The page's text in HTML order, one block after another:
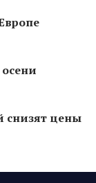
снизят цены